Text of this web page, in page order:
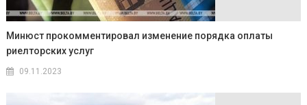
Минюст прокомментировал изменение порядка оплаты
риелторских услуг
09.11.2023